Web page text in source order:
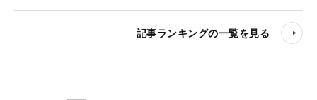
記事ランキングの一覧を見る